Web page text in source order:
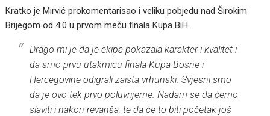
Kratko je Mirvić prokomentarisao i veliku pobjedu nad Širokim
Brijegom od 4:0 u prvom meču finala Kupa BiH.
Drago mi je da je ekipa pokazala karakter i kvalitet i
da smo prvu utakmicu finala Kupa Bosne i
Hercegovine odigrali zaista vrhunski. Svjesni smo
da je ovo tek prvo poluvrijeme. Nadam se da ćemo
slaviti i nakon revanša, te da će to biti početak još